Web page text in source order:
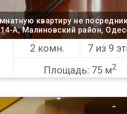
квартиру не
А, Малиновский район,
2 комн.
7 из 9
Площадь: 75 м2